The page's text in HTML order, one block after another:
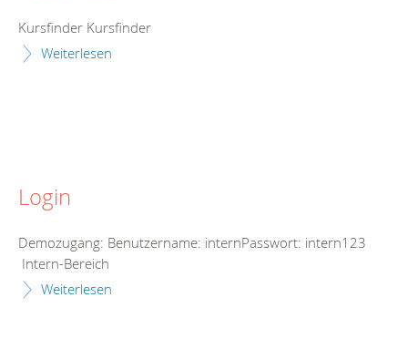
Kursfinder Kursfinder
Weiterlesen
Login
Demozugang: Benutzername: internPasswort: intern123
Intern-Bereich
Weiterlesen